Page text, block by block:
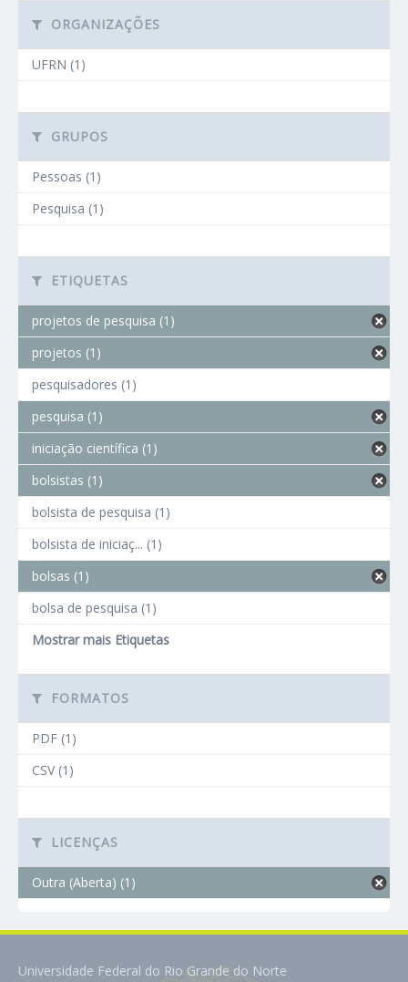
ORGANIZAÇÕES
UFRN (1)
GRUPOS
Pessoas (1)
Pesquisa (1)
ETIQUETAS
projetos de pesquisa (1)
projetos (1)
pesquisadores (1)
pesquisa (1)
iniciação científica (1)
bolsistas (1)
bolsista de pesquisa (1)
bolsista de iniciaç... (1)
bolsas (1)
bolsa de pesquisa (1)
Mostrar mais Etiquetas
FORMATOS
PDF (1)
CSV (1)
LICENÇAS
Outra (Aberta) (1)
Universidade Federal do Rio Grande do Norte